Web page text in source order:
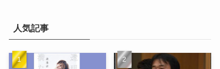
人気記事